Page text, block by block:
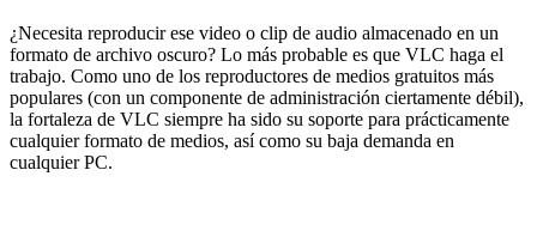
¿Necesita reproducir ese video o clip de audio almacenado en un
formato de archivo oscuro? Lo más probable es que VLC haga el
trabajo. Como uno de los reproductores de medios gratuitos más
populares (con un componente de administración ciertamente débil),
la fortaleza de VLC siempre ha sido su soporte para prácticamente
cualquier formato de medios, así como su baja demanda en
cualquier PC.